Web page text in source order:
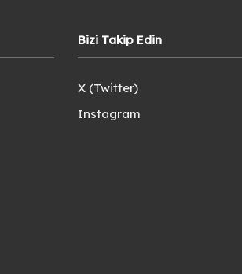
Bizi Takip Edin
X (Twitter)
Instagram